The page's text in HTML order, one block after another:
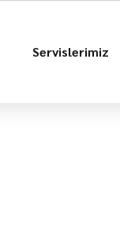
Servislerimiz